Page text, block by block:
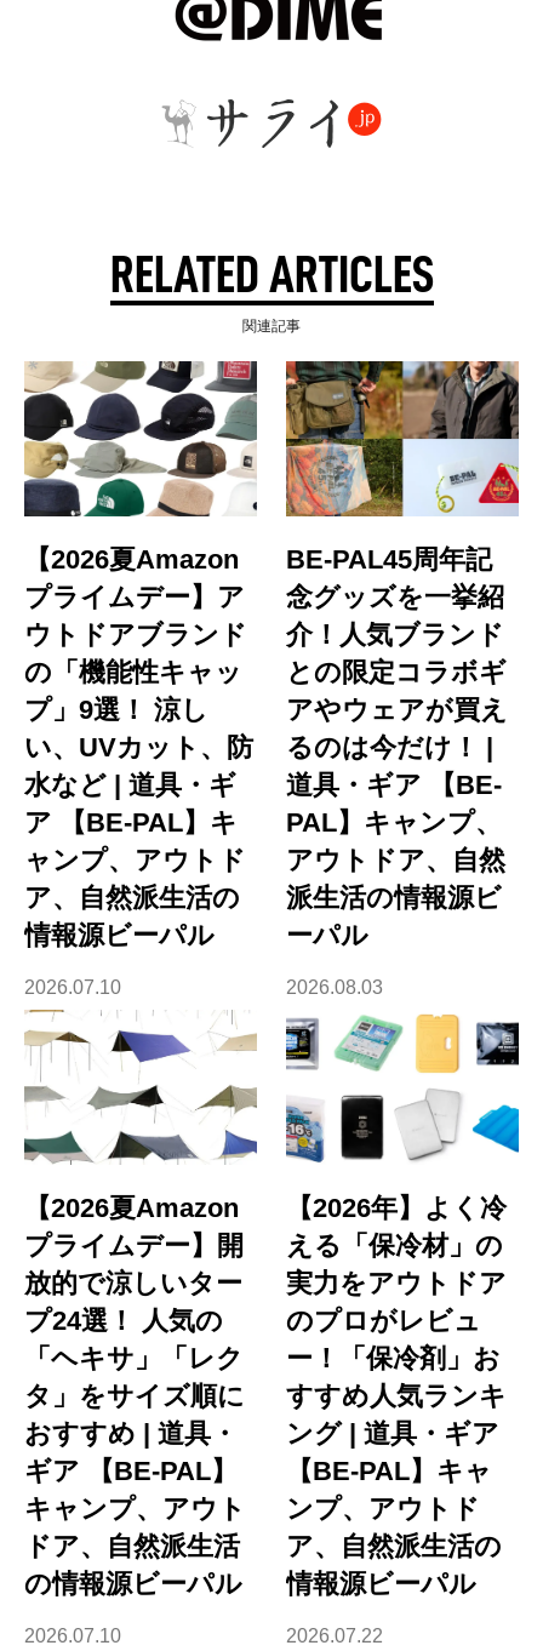
RELATED ARTICLES
関連記事
【2026夏Amazon
プライムデー】ア
ウトドアブランド
の「機能性キャッ
プ」9選！ 涼し
い、UVカット、防
水など | 道具・ギ
ア 【BE-PAL】キ
ャンプ、アウトド
ア、自然派生活の
情報源ビーパル
2026.07.10
BE-PAL45周年記
念グッズを一挙紹
介！人気ブランド
との限定コラボギ
アやウェアが買え
るのは今だけ！ |
道具・ギア 【BE-
PAL】キャンプ、
アウトドア、自然
派生活の情報源ビ
ーパル
2026.08.03
【2026夏Amazon
プライムデー】開
放的で涼しいター
プ24選！ 人気の
「ヘキサ」「レク
タ」をサイズ順に
おすすめ | 道具・
ギア 【BE-PAL】
キャンプ、アウト
ドア、自然派生活
の情報源ビーパル
2026.07.10
【2026年】よく冷
える「保冷材」の
実力をアウトドア
のプロがレビュ
ー！「保冷剤」お
すすめ人気ランキ
ング | 道具・ギア
【BE-PAL】キャ
ンプ、アウトド
ア、自然派生活の
情報源ビーパル
2026.07.22